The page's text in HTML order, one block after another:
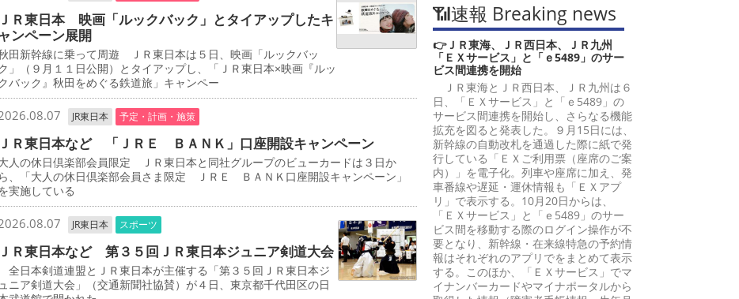
ＪＲ東日本 映画「ルックバック」とタイアップしたキ
ャンペーン展開
田新幹線に乗って周遊 ＪＲ東日本は５日、映画「ルックバッ
」（９月１１日公開）とタイアップし、「ＪＲ東日本×映画『ルッ
バック』秋田をめぐる鉄道旅」キャンペー
JR東日本 予定・計画・施策
ＪＲ東日本など 「ＪＲＥ ＢＡＮＫ」口座開設キャンペーン
人の休日倶楽部会員限定 ＪＲ東日本と同社グループのビューカードは３日か
ら、「大人の休日倶楽部会員さま限定 ＪＲＥ ＢＡＮＫ口座開設キャンペーン」
実施している
JR東日本 スポーツ
ＪＲ東日本など 第３５回ＪＲ東日本ジュニア剣道大会
全日本剣道連盟とＪＲ東日本が主催する「第３５回ＪＲ東日本ジ
ュニア剣道大会」（交通新聞社協賛）が４日、東京都千代田区の日
📶速報 Breaking news
👉ＪＲ東海、ＪＲ西日本、ＪＲ九州
「ＥＸサービス」と「ｅ5489」のサー
ビス間連携を開始
ＪＲ東海とＪＲ西日本、ＪＲ九州は６
日、「ＥＸサービス」と「ｅ5489」の
サービス間連携を開始し、さらなる機能
拡充を図ると発表した。９月15日には、
新幹線の自動改札を通過した際に紙で発
行している「ＥＸご利用票（座席のご案
内）」を電子化。列車や座席に加え、発
車番線や遅延・運休情報も「ＥＸアプ
リ」で表示する。10月20日からは、
「ＥＸサービス」と「ｅ5489」のサー
ビス間を移動する際のログイン操作が不
要となり、新幹線・在来線特急の予約情
報はそれぞれのアプリでをまとめて表示
する。このほか、「ＥＸサービス」でマ
イナンバーカードやマイナポータルから